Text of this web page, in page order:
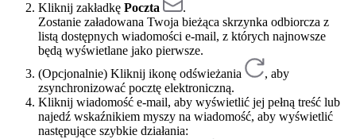
Kliknij zakładkę Poczta
.
Zostanie załadowana Twoja bieżąca skrzynka odbiorcza z
listą dostępnych wiadomości e-mail, z których najnowsze
będą wyświetlane jako pierwsze.
(Opcjonalnie) Kliknij ikonę odświeżania
, aby
zsynchronizować pocztę elektroniczną.
Kliknij wiadomość e-mail, aby wyświetlić jej pełną treść lub
najedź wskaźnikiem myszy na wiadomość, aby wyświetlić
następujące szybkie działania: